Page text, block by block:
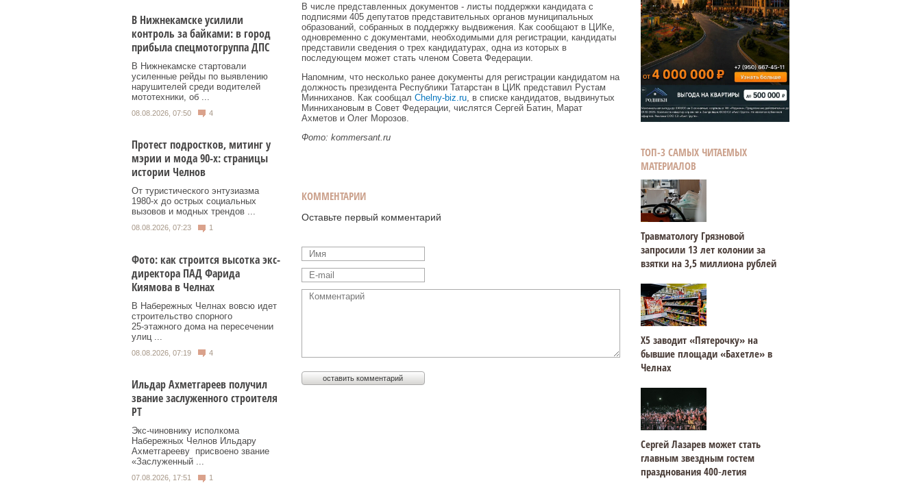
В Нижнекамске усилили
контроль за байками: в город
прибыла спецмотогруппа ДПС
В Нижнекамске стартовали
усиленные рейды по выявлению
нарушителей среди водителей
мототехники, об ...
08.08.2026, 07:50 4
Протест подростков, митинг у
мэрии и мода 90-х: страницы
истории Челнов
От туристического энтузиазма
1980‑х до острых социальных
вызовов и модных трендов ...
08.08.2026, 07:23 1
Фото: как строится высотка экс-
директора ПАД Фарида
Киямова в Челнах
В Набережных Челнах вовсю идет
строительство спорного
25‑этажного дома на пересечении
улиц ...
08.08.2026, 07:19 4
Ильдар Ахметгареев получил
звание заслуженного строителя
РТ
Экс‑чиновнику исполкома
Набережных Челнов Ильдару
Ахметгарееву присвоено звание
«Заслуженный ...
07.08.2026, 17:51 1
В числе представленных документов - листы поддержки кандидата с
подписями 405 депутатов представительных органов муниципальных
образований, собранных в поддержку выдвижения. Как сообщают в ЦИКе,
одновременно с документами, необходимыми для регистрации, кандидаты
представили сведения о трех кандидатурах, одна из которых в
последующем может стать членом Совета Федерации.
Напомним, что несколько ранее документы для регистрации кандидатом на
должность президента Республики Татарстан в ЦИК представил Рустам
Минниханов. Как сообщал Chelny-biz.ru, в списке кандидатов, выдвинутых
Миннихановым в Совет Федерации, числятся Сергей Батин, Марат
Ахметов и Олег Морозов.
Фото: kommersant.ru
КОММЕНТАРИИ
Оставьте первый комментарий
ТОП-3 САМЫХ ЧИТАЕМЫХ
МАТЕРИАЛОВ
Травматологу Грязновой
запросили 13 лет колонии за
взятки на 3,5 миллиона рублей
Х5 заводит «Пятерочку» на
бывшие площади «Бахетле» в
Челнах
Сергей Лазарев может стать
главным звездным гостем
празднования 400‑летия